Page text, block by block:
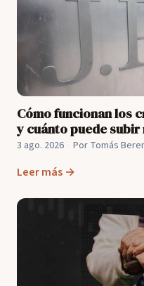
Cómo funcionan los
y cuánto puede
3 ago. 2026 Por Tomás
Leer más →